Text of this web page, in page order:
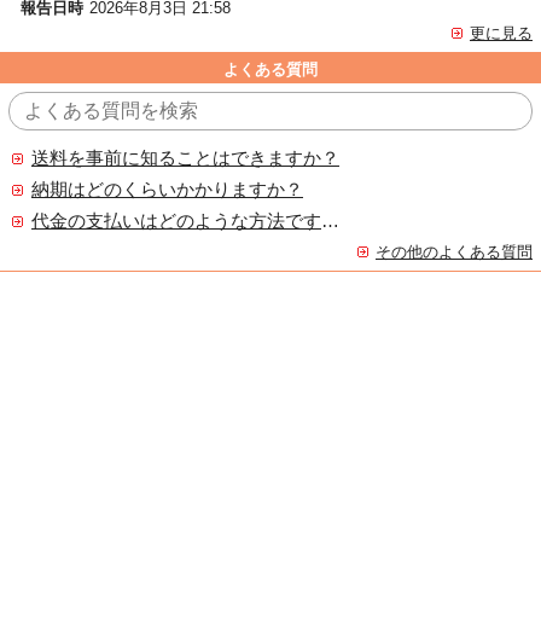
報告日時 2026年8月3日 21:58
更に見る
よくある質問
送料を事前に知ることはできますか？
納期はどのくらいかかりますか？
代金の支払いはどのような方法ですか？
その他のよくある質問